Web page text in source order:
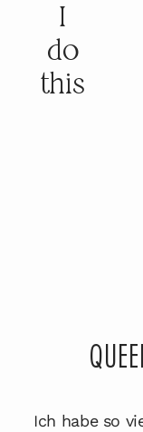
Ich habe so
I
do
this